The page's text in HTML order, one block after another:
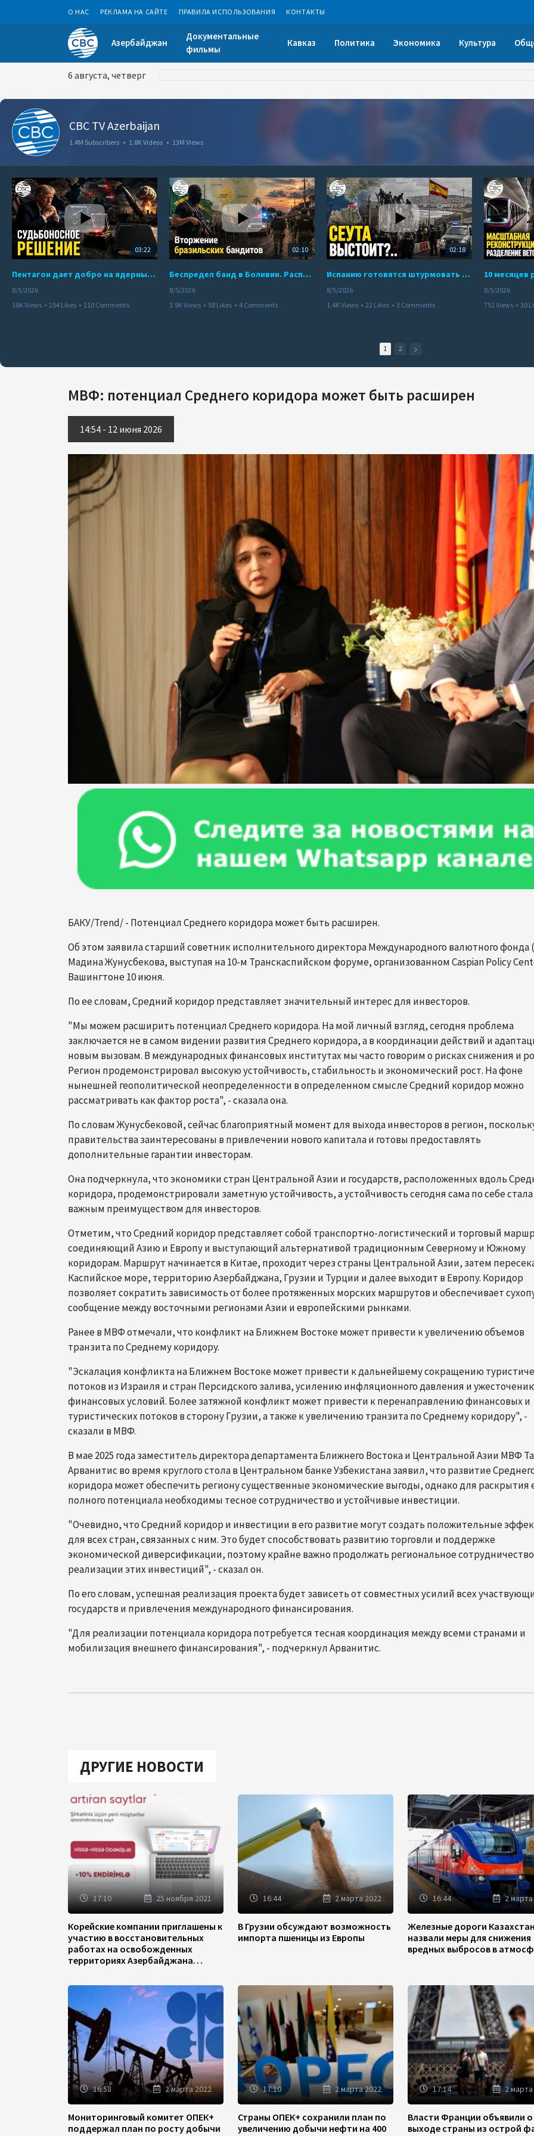
О НАС РЕКЛАМА НА САЙТЕ ПРАВИЛА ИСПОЛЬЗОВАНИЯ КОНТАКТЫ
Азербайджан
Документальные
фильмы
Кавказ Политика Экономика Культура
6 августа, четверг
CBC TV Azerbaijan
1.4M Subscribers • 1.8K Videos • 13M Views
03:22
Пентагон дает добро на ядерный удар по противникам США
8/5/2026
16K Views • 254 Likes • 110 Comments
02:10
Беспредел банд в Боливии. Расправы над наркоторговцами
8/5/2026
3.9K Views • 58 Likes • 4 Comments
02:18
Испанию готовятся штурмовать десятки тысяч марокканцев
8/5/2026
1.4K Views • 22 Likes • 3 Comments
8/5/2026
751 Views • 30
1 2
МВФ: потенциал Среднего коридора может быть расширен
14:54 - 12 июня 2026
БАКУ/Trend/ - Потенциал Среднего коридора может быть расширен.
Об этом заявила старший советник исполнительного директора Международного валютного
Мадина Жунусбекова, выступая на 10-м Транскаспийском форуме, организованном Caspian Policy
Вашингтоне 10 июня.
По ее словам, Средний коридор представляет значительный интерес для инвесторов.
"Мы можем расширить потенциал Среднего коридора. На мой личный взгляд, сегодня проблема
заключается не в самом видении развития Среднего коридора, а в координации действий и
новым вызовам. В международных финансовых институтах мы часто говорим о рисках снижения и
Регион продемонстрировал высокую устойчивость, стабильность и экономический рост. На фоне
нынешней геополитической неопределенности в определенном смысле Средний коридор можно
рассматривать как фактор роста", - сказала она.
По словам Жунусбековой, сейчас благоприятный момент для выхода инвесторов в регион,
правительства заинтересованы в привлечении нового капитала и готовы предоставлять
дополнительные гарантии инвесторам.
Она подчеркнула, что экономики стран Центральной Азии и государств, расположенных вдоль
коридора, продемонстрировали заметную устойчивость, а устойчивость сегодня сама по себе стала
важным преимуществом для инвесторов.
Отметим, что Средний коридор представляет собой транспортно-логистический и торговый
соединяющий Азию и Европу и выступающий альтернативой традиционным Северному и Южному
коридорам. Маршрут начинается в Китае, проходит через страны Центральной Азии, затем
Каспийское море, территорию Азербайджана, Грузии и Турции и далее выходит в Европу. Коридор
позволяет сократить зависимость от более протяженных морских маршрутов и обеспечивает
сообщение между восточными регионами Азии и европейскими рынками.
Ранее в МВФ отмечали, что конфликт на Ближнем Востоке может привести к увеличению объемов
транзита по Среднему коридору.
"Эскалация конфликта на Ближнем Востоке может привести к дальнейшему сокращению
потоков из Израиля и стран Персидского залива, усилению инфляционного давления и
финансовых условий. Более затяжной конфликт может привести к перенаправлению финансовых и
туристических потоков в сторону Грузии, а также к увеличению транзита по Среднему коридору", -
сказали в МВФ.
В мае 2025 года заместитель директора департамента Ближнего Востока и Центральной Азии МВФ
Арванитис во время круглого стола в Центральном банке Узбекистана заявил, что развитие
коридора может обеспечить региону существенные экономические выгоды, однако для раскрытия
полного потенциала необходимы тесное сотрудничество и устойчивые инвестиции.
"Очевидно, что Средний коридор и инвестиции в его развитие могут создать положительные
для всех стран, связанных с ним. Это будет способствовать развитию торговли и поддержке
экономической диверсификации, поэтому крайне важно продолжать региональное
реализации этих инвестиций", - сказал он.
По его словам, успешная реализация проекта будет зависеть от совместных усилий всех
государств и привлечения международного финансирования.
"Для реализации потенциала коридора потребуется тесная координация между всеми странами и
мобилизация внешнего финансирования", - подчеркнул Арванитис.
ДРУГИЕ НОВОСТИ
17:10 25 ноября 2021
Корейские компании приглашены к
участию в восстановительных
работах на освобожденных
территориях Азербайджана
16:44 2 марта 2022
В Грузии обсуждают возможность
импорта пшеницы из Европы
16:44 2 марта
Железные дороги
назвали меры для снижения
вредных выбросов в
16:58 2 марта 2022
Мониторинговый комитет ОПЕК+
поддержал план по росту добычи
17:10 2 марта 2022
Страны ОПЕК+ сохранили план по
увеличению добычи нефти на 400
17:14 2 марта
Власти Франции объявили о
выходе страны из острой